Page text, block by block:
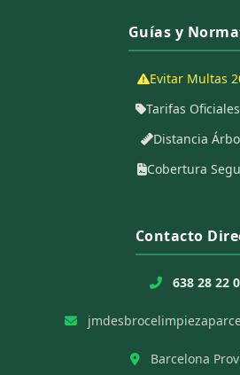
Guías y
Evitar Multas
Tarifas
Distancia
Cobertura
Contacto
638 28 22
Barcelona